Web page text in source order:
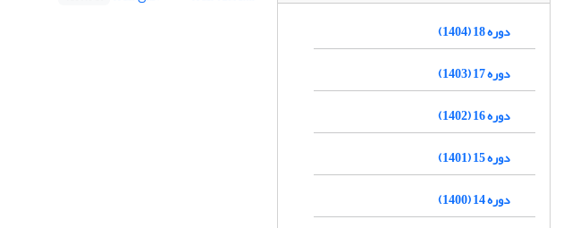
دوره 18 (1404)
دوره 17 (1403)
دوره 16 (1402)
دوره 15 (1401)
دوره 14 (1400)